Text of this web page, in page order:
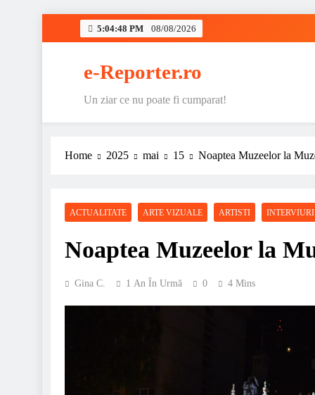
5:04:49 PM 08/08/2026
e-Reporter.ro
Un ziar ce nu poate fi cumparat!
Home 2025 mai 15 Noaptea Muzeelor la
ACTUALITATE ARTE VIZUALE ARTISTI INTERVIURI
Noaptea Muzeelor la
Gina C. 1 An În Urmă 0 4 Mins